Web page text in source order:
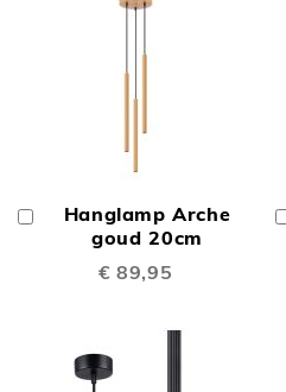
Hanglamp Arche
goud 20cm
€ 89,95
Winkelwagen